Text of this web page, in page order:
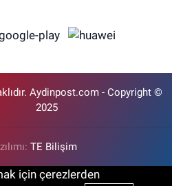
Aydinpost.com - Copyright ©
2025
TE Bilişim
için çerezlerden